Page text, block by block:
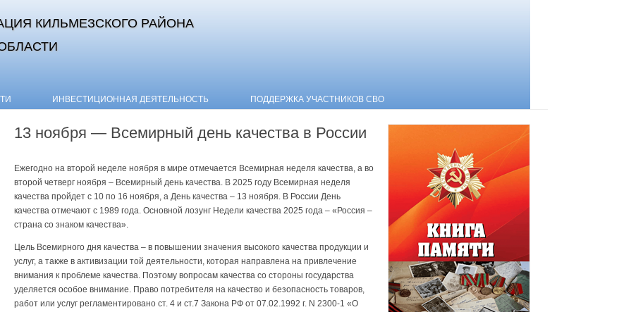
КИЛЬМЕЗСКОГО РАЙОНА
Skip to content
ИНВЕСТИЦИОННАЯ ДЕЯТЕЛЬНОСТЬ ПОДДЕРЖКА УЧАСТНИКОВ СВО
13 ноября — Всемирный день качества в России
Ежегодно на второй неделе ноября в мире отмечается Всемирная неделя качества, а во
второй четверг ноября – Всемирный день качества. В 2025 году Всемирная неделя
качества пройдет с 10 по 16 ноября, а День качества – 13 ноября. В России День
качества отмечают с 1989 года. Основной лозунг Недели качества 2025 года – «Россия –
страна со знаком качества».
Цель Всемирного дня качества – в повышении значения высокого качества продукции и
услуг, а также в активизации той деятельности, которая направлена на привлечение
внимания к проблеме качества. Поэтому вопросам качества со стороны государства
уделяется особое внимание. Право потребителя на качество и безопасность товаров,
работ или услуг регламентировано ст. 4 и ст.7 Закона РФ от 07.02.1992 г. N 2300-1 «О